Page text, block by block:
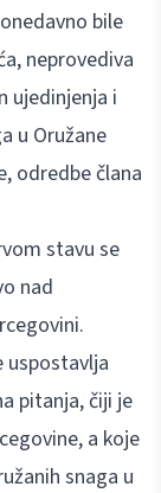
bile
neprovediva
ujedinjenja i
u Oružane
odredbe člana
stavu se
nad
uspostavlja
pitanja, čiji je
a koje
snaga u